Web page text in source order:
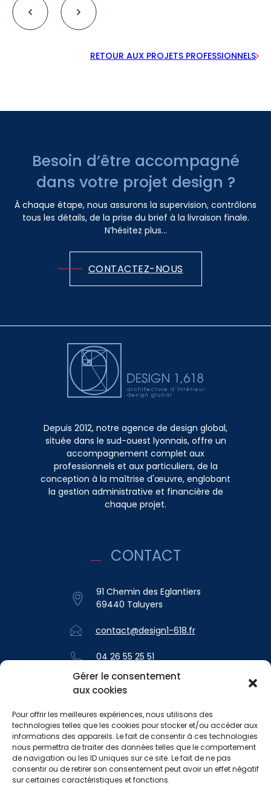
Gérer le consentement
aux cookies
Pour offrir les meilleures expériences, nous utilisons des
technologies telles que les cookies pour stocker et/ou accéder aux
informations des appareils. Le fait de consentir à ces technologies
nous permettra de traiter des données telles que le comportement
de navigation ou les ID uniques sur ce site. Le fait de ne pas
consentir ou de retirer son consentement peut avoir un effet négatif
sur certaines caractéristiques et fonctions.
RETOUR AUX PROJETS PROFESSIONNELS
Besoin d’être accompagné
dans votre projet design ?
À chaque étape, nous assurons la supervision, contrôlons
tous les détails, de la prise du brief à la livraison finale.
N’hésitez plus...
CONTACTEZ-NOUS
Depuis 2012, notre agence de design global,
située dans le sud-ouest lyonnais, offre un
accompagnement complet aux
professionnels et aux particuliers, de la
conception à la maîtrise d'œuvre, englobant
la gestion administrative et financière de
chaque projet.
CONTACT
91 Chemin des Eglantiers
69440 Taluyers
contact@design1-618.fr
04 26 55 25 51
SUIVEZ-NOUS